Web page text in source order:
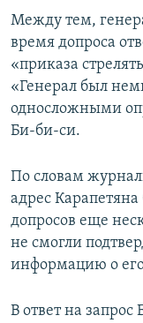
Между тем,
время допроса
«приказа
«Генерал был
односложными
Би-би-си.
По словам
адрес
допросов еще
не смогли
информацию о
В ответ на